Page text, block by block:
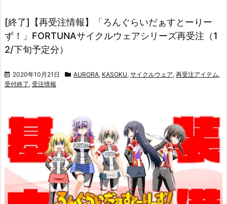
[終了]【再受注情報】「ろんぐらいだぁすとーりー
ず！」FORTUNAサイクルウェアシリーズ再受注（1
2/下旬予定分）
2020年10月21日 AURORA, KASOKU, サイクルウェア, 再受注アイテム,
受付終了 , 受注情報